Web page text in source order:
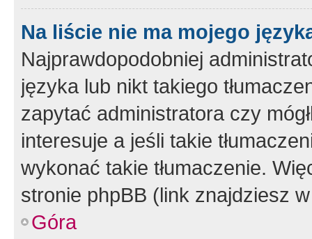
Na liście nie ma mojego
Najprawdopodobniej
języka lub nikt takiego
zapytać administratora czy
interesuje a jeśli takie
wykonać takie tłumaczenie.
stronie phpBB (link znajdziesz
Góra